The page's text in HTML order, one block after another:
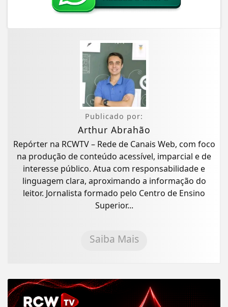
Publicado por:
Arthur Abrahão
Repórter na RCWTV – Rede de Canais Web, com foco
na produção de conteúdo acessível, imparcial e de
interesse público. Atua com responsabilidade e
linguagem clara, aproximando a informação do
leitor. Jornalista formado pelo Centro de Ensino
Superior...
Saiba Mais